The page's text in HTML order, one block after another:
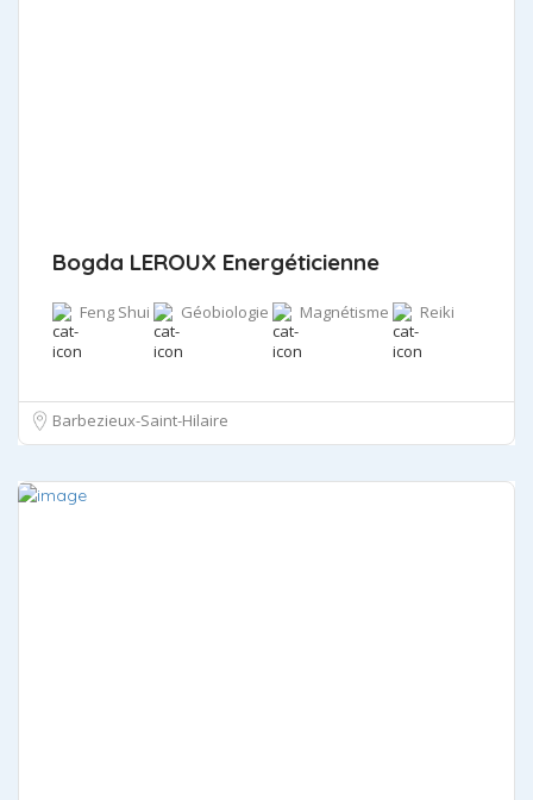
Bogda LEROUX Energéticienne
Feng Shui Géobiologie Magnétisme Reiki
Barbezieux-Saint-Hilaire